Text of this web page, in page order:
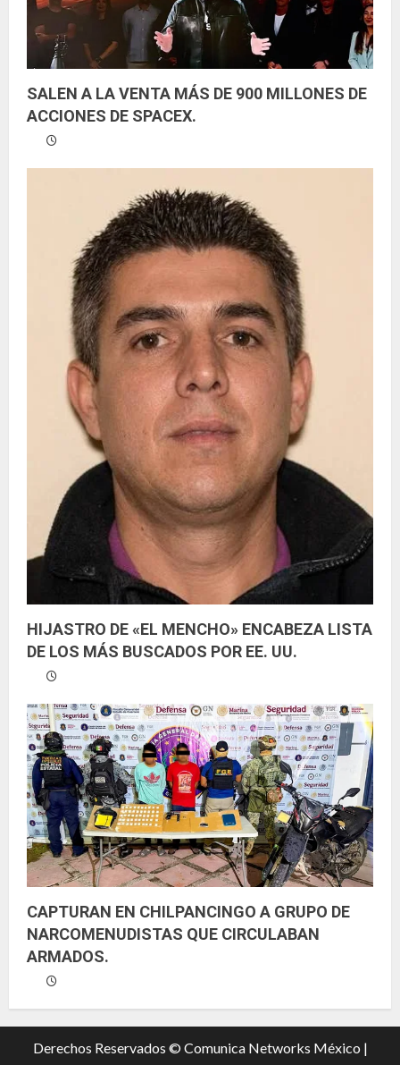
o
SALEN A LA VENTA MÁS DE 900 MILLONES DE
ACCIONES DE SPACEX.
HIJASTRO DE «EL MENCHO» ENCABEZA LISTA
DE LOS MÁS BUSCADOS POR EE. UU.
CAPTURAN EN CHILPANCINGO A GRUPO DE
NARCOMENUDISTAS QUE CIRCULABAN
ARMADOS.
Derechos Reservados © Comunica Networks México |